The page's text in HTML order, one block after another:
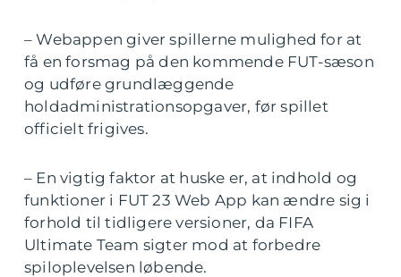
– Webappen giver spillerne mulighed for at
få en forsmag på den kommende FUT-sæson
og udføre grundlæggende
holdadministrationsopgaver, før spillet
officielt frigives.
– En vigtig faktor at huske er, at indhold og
funktioner i FUT 23 Web App kan ændre sig i
forhold til tidligere versioner, da FIFA
Ultimate Team sigter mod at forbedre
spiloplevelsen løbende.